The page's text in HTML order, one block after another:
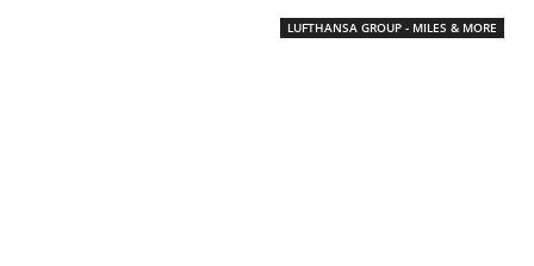
LUFTHANSA GROUP - MILES & MORE